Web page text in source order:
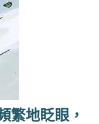
繁地眨眼，